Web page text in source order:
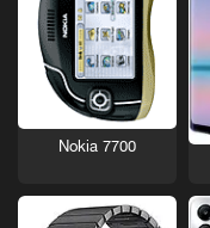
Nokia 7700